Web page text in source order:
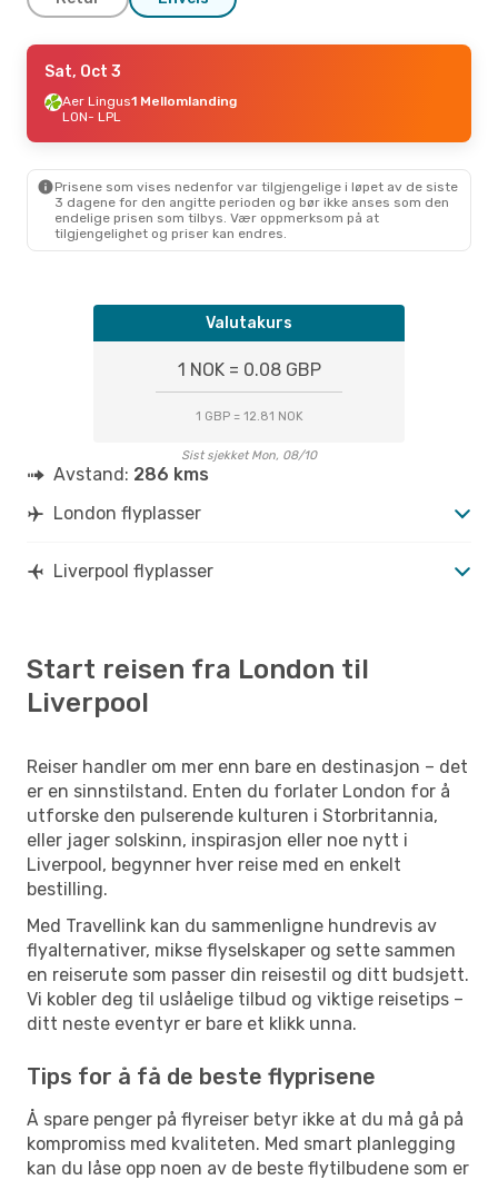
Tue, Sep 8
Aer Lingus
1 Mellomlanding
Aer Lingus
LPL
Sat, Oct 3
Aer Lingus1 Mellomlanding
LON- LPL
Prisene som vises nedenfor var tilgjengelige i løpet av de siste
3 dagene for den angitte perioden og bør ikke anses som den
endelige prisen som tilbys. Vær oppmerksom på at
tilgjengelighet og priser kan endres.
Valutakurs
1 NOK = 0.08 GBP
1 GBP = 12.81 NOK
Sist sjekket Mon, 08/10
Avstand: 286 kms
London flyplasser
Liverpool flyplasser
Start reisen fra London til
Liverpool
Reiser handler om mer enn bare en destinasjon – det
er en sinnstilstand. Enten du forlater London for å
utforske den pulserende kulturen i Storbritannia,
eller jager solskinn, inspirasjon eller noe nytt i
Liverpool, begynner hver reise med en enkelt
bestilling.
Med Travellink kan du sammenligne hundrevis av
flyalternativer, mikse flyselskaper og sette sammen
en reiserute som passer din reisestil og ditt budsjett.
Vi kobler deg til uslåelige tilbud og viktige reisetips –
ditt neste eventyr er bare et klikk unna.
Tips for å få de beste flyprisene
Å spare penger på flyreiser betyr ikke at du må gå på
kompromiss med kvaliteten. Med smart planlegging
kan du låse opp noen av de beste flytilbudene som er